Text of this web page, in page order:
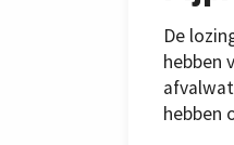
De
hebben
hebben